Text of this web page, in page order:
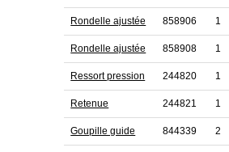
Rondelle ajustée 858906 1
Rondelle ajustée 858908 1
Ressort pression 244820 1
Retenue 244821 1
Goupille guide 844339 2